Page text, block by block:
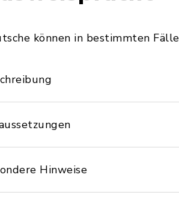
können in bestimmten
Hinweise